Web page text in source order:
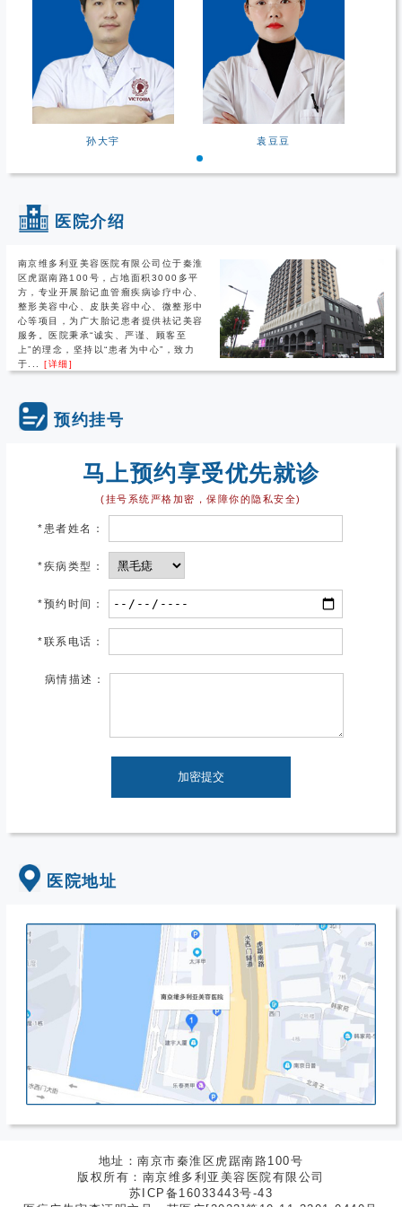
孙大宇 袁豆豆
医院介绍
南京维多利亚美容医院有限公司位于秦淮
区虎踞南路100号，占地面积3000多平
方，专业开展胎记血管瘤疾病诊疗中心、
整形美容中心、皮肤美容中心、微整形中
心等项目，为广大胎记患者提供祛记美容
服务。医院秉承“诚实、严谨、顾客至
上”的理念，坚持以“患者为中心”，致力
于...[详细]
预约挂号
马上预约享受优先就诊
(挂号系统严格加密，保障你的隐私安全)
*患者姓名：
*疾病类型：
*预约时间：
*联系电话：
病情描述：
加密提交
医院地址
地址：南京市秦淮区虎踞南路100号
版权所有：南京维多利亚美容医院有限公司
苏ICP备16033443号-43